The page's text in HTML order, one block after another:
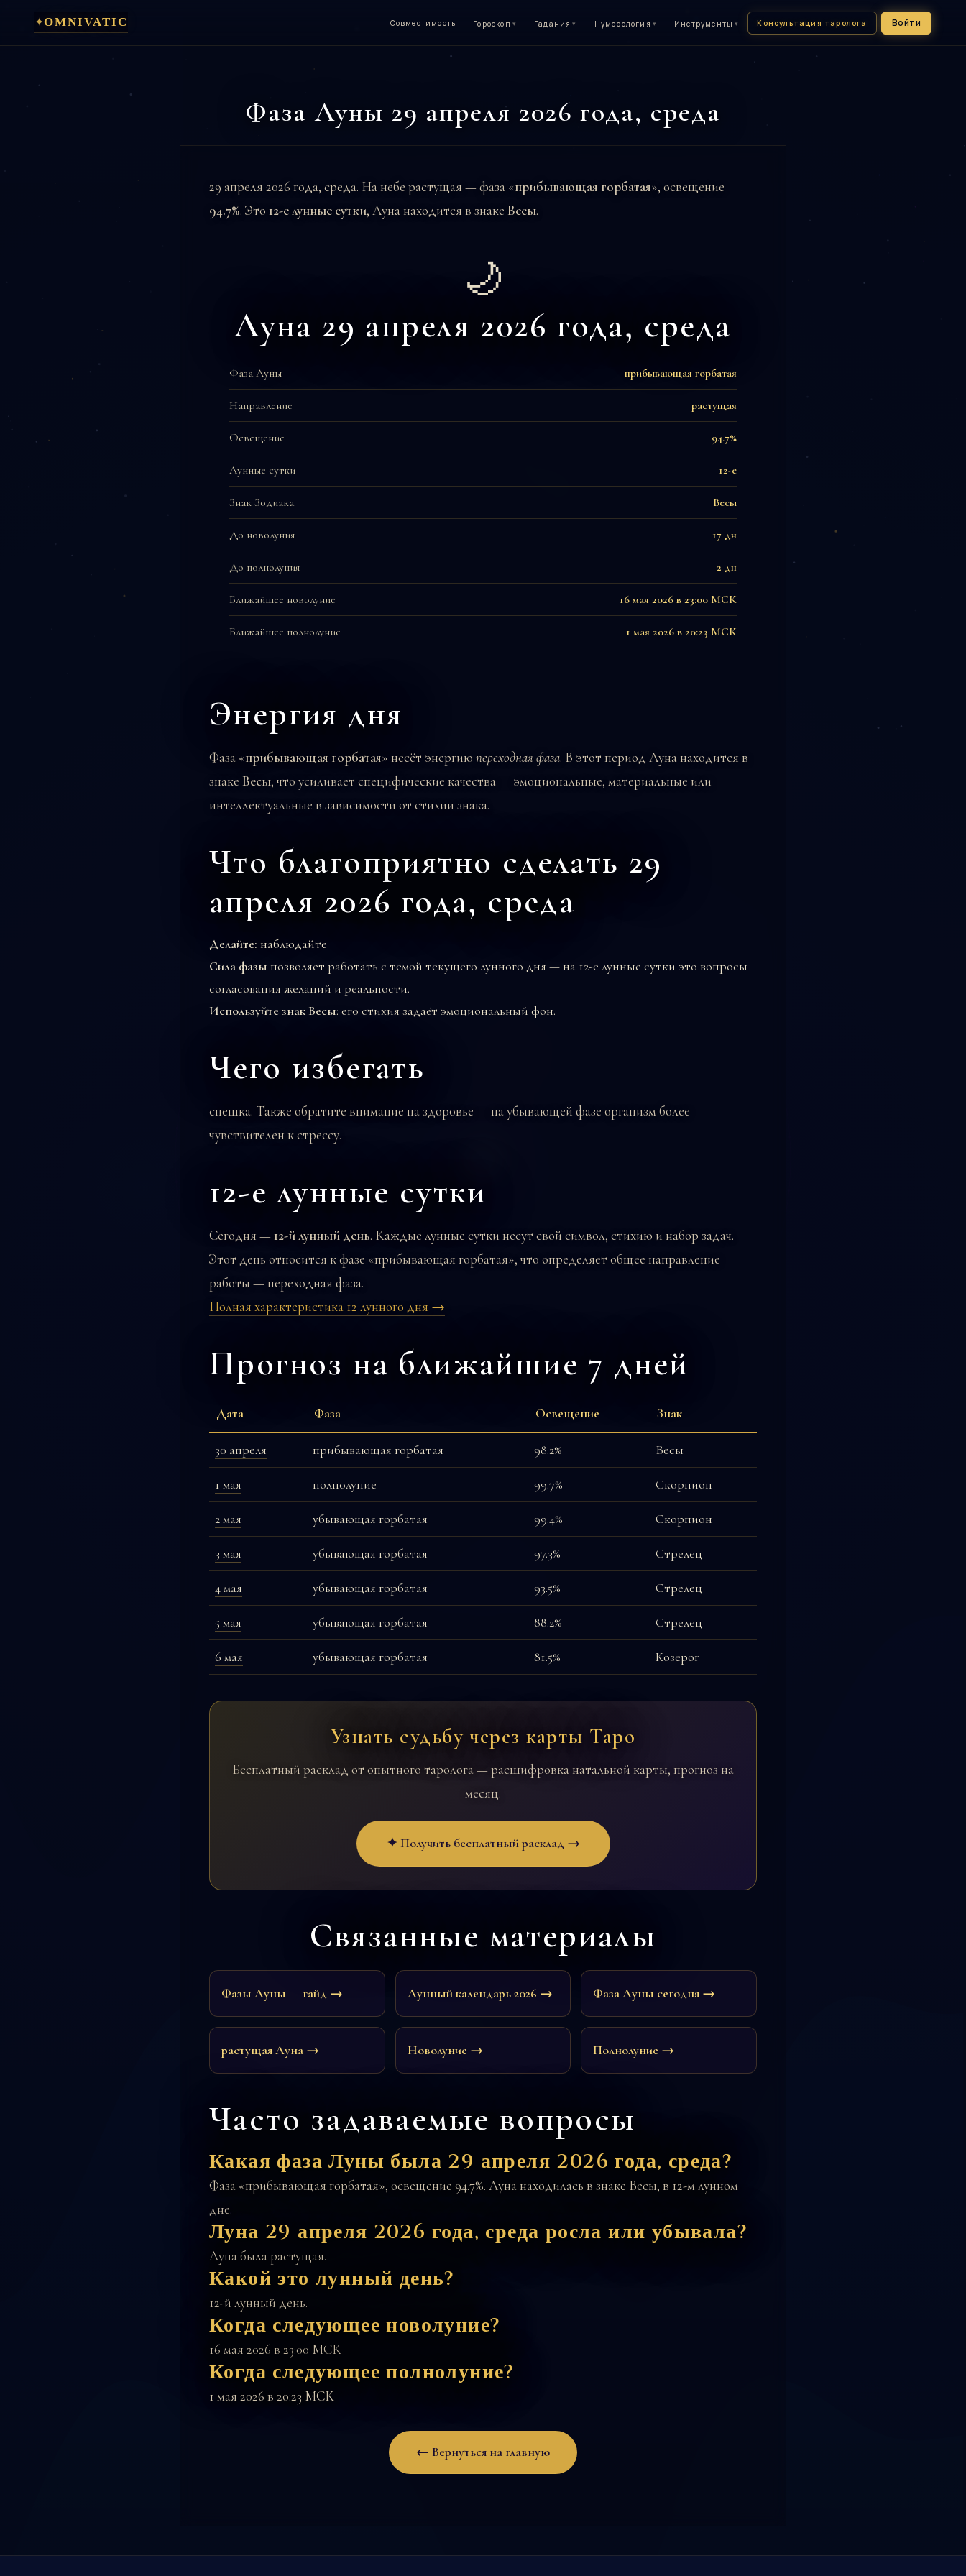
✦OMNIVATIC Совместимость Гороскоп ▾ Гадания ▾ Нумерология ▾ Инструменты ▾ Консультация таролога Войти
Фаза Луны 29 апреля 2026 года, среда
29 апреля 2026 года, среда. На небе растущая — фаза «прибывающая горбатая», освещение
94.7%. Это 12-е лунные сутки, Луна находится в знаке Весы.
🌙
Луна 29 апреля 2026 года, среда
Фаза Луны прибывающая горбатая
Направление растущая
Освещение 94.7%
Лунные сутки 12-е
Знак Зодиака Весы
До новолуния 17 дн
До полнолуния 2 дн
Ближайшее новолуние 16 мая 2026 в 23:00 МСК
Ближайшее полнолуние 1 мая 2026 в 20:23 МСК
Энергия дня
Фаза «прибывающая горбатая» несёт энергию переходная фаза. В этот период Луна находится в
знаке Весы, что усиливает специфические качества — эмоциональные, материальные или
интеллектуальные в зависимости от стихии знака.
Что благоприятно сделать 29
апреля 2026 года, среда
Делайте: наблюдайте
Сила фазы позволяет работать с темой текущего лунного дня — на 12-е лунные сутки это вопросы
согласования желаний и реальности.
Используйте знак Весы: его стихия задаёт эмоциональный фон.
Чего избегать
спешка. Также обратите внимание на здоровье — на убывающей фазе организм более
чувствителен к стрессу.
12-е лунные сутки
Сегодня —12-й лунный день. Каждые лунные сутки несут свой символ, стихию и набор задач.
Этот день относится к фазе «прибывающая горбатая», что определяет общее направление
работы — переходная фаза.
Полная характеристика 12 лунного дня →
Прогноз на ближайшие 7 дней
Дата Фаза Освещение Знак
30 апреля прибывающая горбатая 98.2% Весы
1 мая полнолуние 99.7% Скорпион
2 мая убывающая горбатая 99.4% Скорпион
3 мая убывающая горбатая 97.3% Стрелец
4 мая убывающая горбатая 93.5% Стрелец
5 мая убывающая горбатая 88.2% Стрелец
6 мая убывающая горбатая 81.5% Козерог
Узнать судьбу через карты Таро
Бесплатный расклад от опытного таролога — расшифровка натальной карты, прогноз на
месяц.
✦ Получить бесплатный расклад →
Связанные материалы
Фазы Луны — гайд → Лунный календарь 2026 → Фаза Луны сегодня →
растущая Луна → Новолуние → Полнолуние →
Часто задаваемые вопросы
Какая фаза Луны была 29 апреля 2026 года, среда?
Фаза «прибывающая горбатая», освещение 94.7%. Луна находилась в знаке Весы, в 12-м лунном
дне.
Луна 29 апреля 2026 года, среда росла или убывала?
Луна была растущая.
Какой это лунный день?
12-й лунный день.
Когда следующее новолуние?
16 мая 2026 в 23:00 МСК
Когда следующее полнолуние?
1 мая 2026 в 20:23 МСК
← Вернуться на главную